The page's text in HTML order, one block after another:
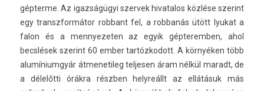
gép­terme. Az igazságügyi szer­vek hivatalos közlése szerint
egy trans­zfor­mátor rob­bant fel, a rob­banás ütött lyukat a
falon és a men­nyezet­en az egyik gép­teremb­en, ahol
becslések szerint 60 ember tar­tózkodott. A környéken több
al­umínium­gyár átmenetileg tel­jes­en áram nélkül maradt, de
a délelőtti órákra részben helyreállt az ellátásuk más